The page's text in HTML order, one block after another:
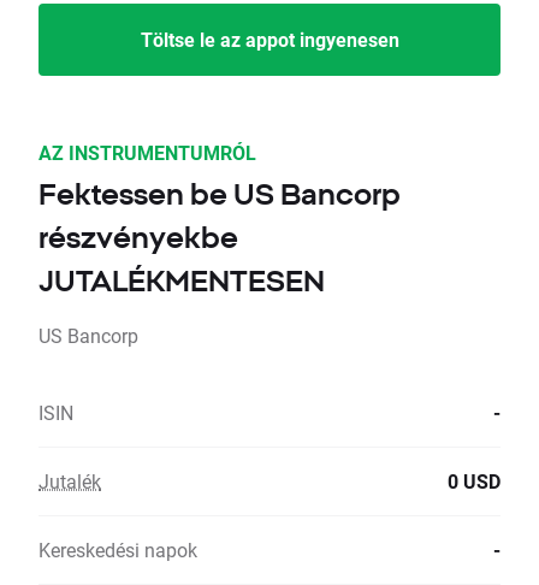
Töltse le az appot ingyenesen
AZ INSTRUMENTUMRÓL
Fektessen be US Bancorp
részvényekbe
JUTALÉKMENTESEN
US Bancorp
ISIN -
Jutalék 0 USD
Kereskedési napok -